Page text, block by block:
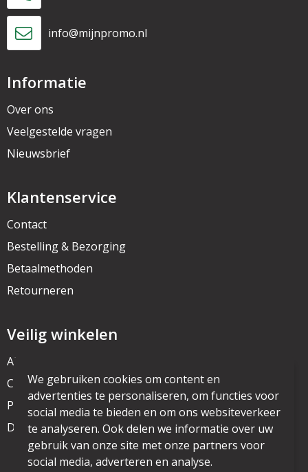
info@mijnpromo.nl
Informatie
Over ons
Veelgestelde vragen
Nieuwsbrief
Klantenservice
Contact
Bestelling & Bezorging
Betaalmethoden
Retourneren
Veilig winkelen
Algemene voorwaarden
Cookieverklaring
Privacyverklaring
Disclaimer
We gebruiken cookies om content en
advertenties te personaliseren, om functies voor
social media te bieden en om ons websiteverkeer
te analyseren. Ook delen we informatie over uw
gebruik van onze site met onze partners voor
social media, adverteren en analyse.